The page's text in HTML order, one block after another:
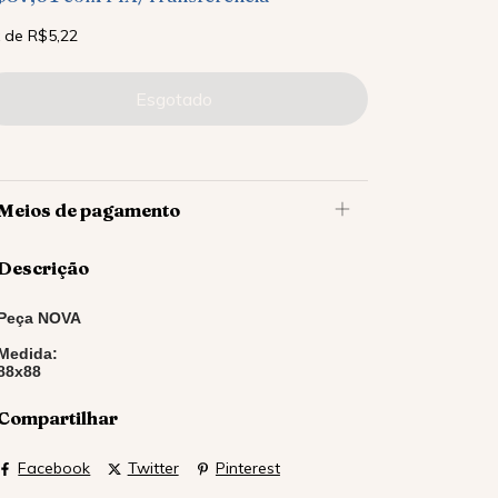
de R$5,22
de pagamento
NOVA
Facebook Twitter Pinterest